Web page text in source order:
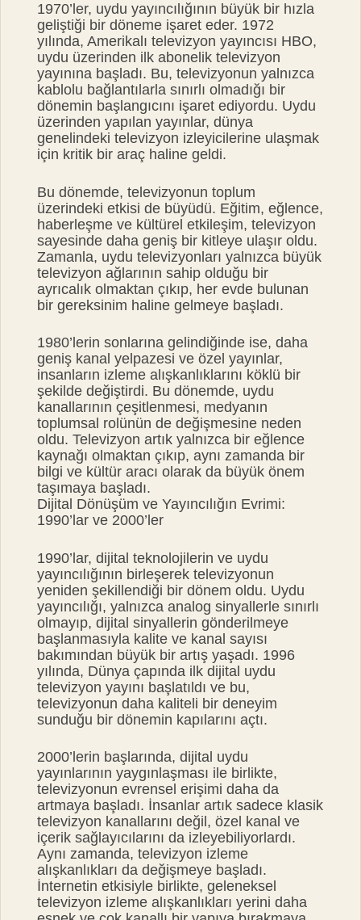
1970’ler, uydu yayıncılığının büyük bir hızla
geliştiği bir döneme işaret eder. 1972
yılında, Amerikalı televizyon yayıncısı HBO,
uydu üzerinden ilk abonelik televizyon
yayınına başladı. Bu, televizyonun yalnızca
kablolu bağlantılarla sınırlı olmadığı bir
dönemin başlangıcını işaret ediyordu. Uydu
üzerinden yapılan yayınlar, dünya
genelindeki televizyon izleyicilerine ulaşmak
için kritik bir araç haline geldi.
Bu dönemde, televizyonun toplum
üzerindeki etkisi de büyüdü. Eğitim, eğlence,
haberleşme ve kültürel etkileşim, televizyon
sayesinde daha geniş bir kitleye ulaşır oldu.
Zamanla, uydu televizyonları yalnızca büyük
televizyon ağlarının sahip olduğu bir
ayrıcalık olmaktan çıkıp, her evde bulunan
bir gereksinim haline gelmeye başladı.
1980’lerin sonlarına gelindiğinde ise, daha
geniş kanal yelpazesi ve özel yayınlar,
insanların izleme alışkanlıklarını köklü bir
şekilde değiştirdi. Bu dönemde, uydu
kanallarının çeşitlenmesi, medyanın
toplumsal rolünün de değişmesine neden
oldu. Televizyon artık yalnızca bir eğlence
kaynağı olmaktan çıkıp, aynı zamanda bir
bilgi ve kültür aracı olarak da büyük önem
taşımaya başladı.
Dijital Dönüşüm ve Yayıncılığın Evrimi:
1990’lar ve 2000’ler
1990’lar, dijital teknolojilerin ve uydu
yayıncılığının birleşerek televizyonun
yeniden şekillendiği bir dönem oldu. Uydu
yayıncılığı, yalnızca analog sinyallerle sınırlı
olmayıp, dijital sinyallerin gönderilmeye
başlanmasıyla kalite ve kanal sayısı
bakımından büyük bir artış yaşadı. 1996
yılında, Dünya çapında ilk dijital uydu
televizyon yayını başlatıldı ve bu,
televizyonun daha kaliteli bir deneyim
sunduğu bir dönemin kapılarını açtı.
2000’lerin başlarında, dijital uydu
yayınlarının yaygınlaşması ile birlikte,
televizyonun evrensel erişimi daha da
artmaya başladı. İnsanlar artık sadece klasik
televizyon kanallarını değil, özel kanal ve
içerik sağlayıcılarını da izleyebiliyorlardı.
Aynı zamanda, televizyon izleme
alışkanlıkları da değişmeye başladı.
İnternetin etkisiyle birlikte, geleneksel
televizyon izleme alışkanlıkları yerini daha